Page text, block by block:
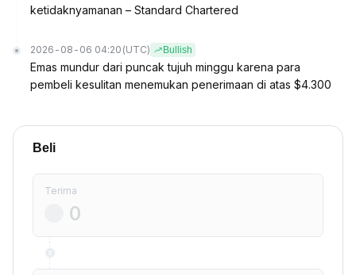
ketidaknyamanan – Standard Chartered
2026-08-06 04:20 (UTC) Bullish
Emas mundur dari puncak tujuh minggu karena para
pembeli kesulitan menemukan penerimaan di atas $4.300
Beli
Terima